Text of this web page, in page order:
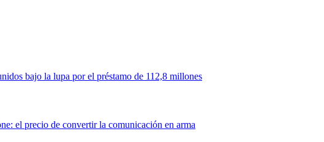
bajo la lupa por el préstamo de 112,8 millones
el precio de convertir la comunicación en arma